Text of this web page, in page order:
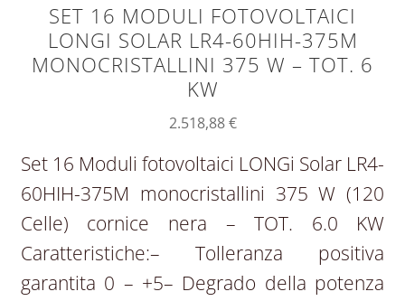
SET 16 MODULI FOTOVOLTAICI
LONGI SOLAR LR4-60HIH-375M
MONOCRISTALLINI 375 W – TOT. 6
KW
2.518,88€
Set 16 Moduli fotovoltaici LONGi Solar LR4-
60HIH-375M monocristallini 375 W (120
Celle) cornice nera – TOT. 6.0 KW
Caratteristiche:– Tolleranza positiva
garantita 0 – +5– Degrado della potenza